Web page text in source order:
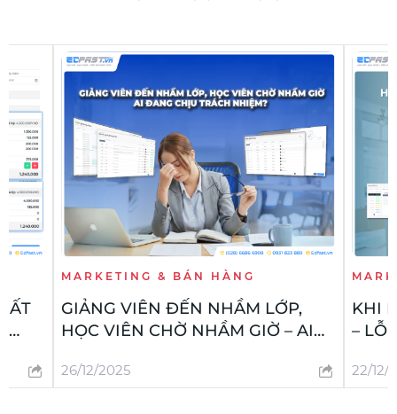
MARKETING & BÁN HÀNG
GIẢNG VIÊN ĐẾN NHẦM LỚP,
HỌC VIÊN CHỜ NHẦM GIỜ – AI
26/12/2025
KHI
–
22/12/